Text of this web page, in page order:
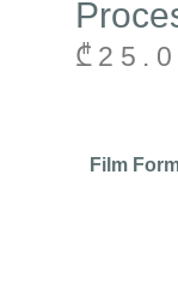
₾
Film